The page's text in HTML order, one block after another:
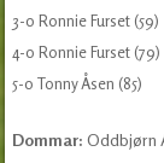
3-0 Ronnie Furset (59)
4-0 Ronnie Furset (79)
5-0 Tonny Åsen (85)
Dommar: Oddbjørn